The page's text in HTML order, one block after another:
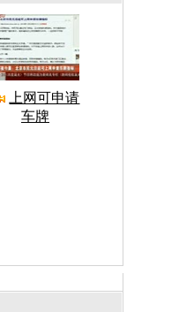
上网可申请
车牌